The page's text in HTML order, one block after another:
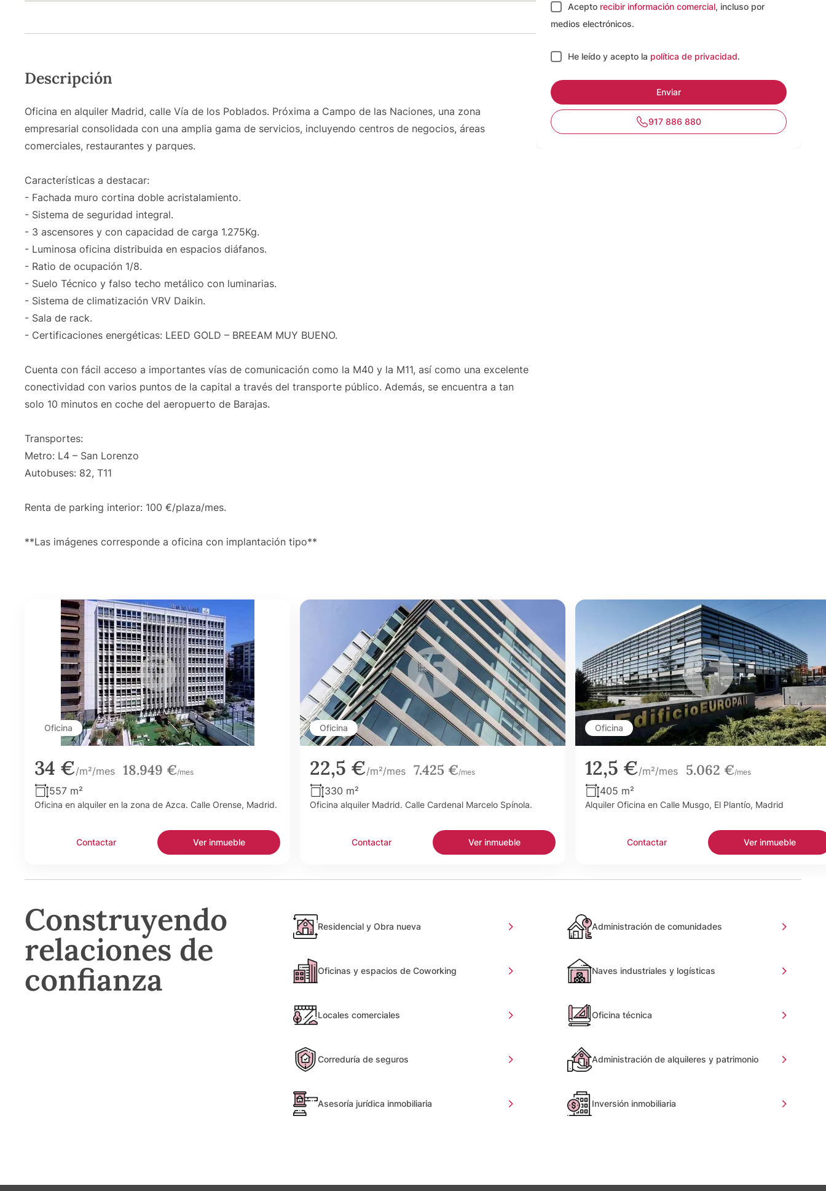
Descripción
Oficina en alquiler Madrid, calle Vía de los Poblados. Próxima a Campo de las Naciones, una zona
empresarial consolidada con una amplia gama de servicios, incluyendo centros de negocios, áreas
comerciales, restaurantes y parques.
Características a destacar:
- Fachada muro cortina doble acristalamiento.
- Sistema de seguridad integral.
- 3 ascensores y con capacidad de carga 1.275Kg.
- Luminosa oficina distribuida en espacios diáfanos.
- Ratio de ocupación 1/8.
- Suelo Técnico y falso techo metálico con luminarias.
- Sistema de climatización VRV Daikin.
- Sala de rack.
- Certificaciones energéticas: LEED GOLD – BREEAM MUY BUENO.
Cuenta con fácil acceso a importantes vías de comunicación como la M40 y la M11, así como una excelente
conectividad con varios puntos de la capital a través del transporte público. Además, se encuentra a tan
solo 10 minutos en coche del aeropuerto de Barajas.
Transportes:
Metro: L4 – San Lorenzo
Autobuses: 82, T11
Renta de parking interior: 100 €/plaza/mes.
**Las imágenes corresponde a oficina con implantación tipo**
Acepto recibir información comercial, incluso por
medios electrónicos.
He leído y acepto la política de privacidad.
917 886 880
Oficina
34 €/m²/mes 18.949 €/mes
557 m²
Oficina en alquiler en la zona de Azca. Calle Orense, Madrid.
Contactar Ver inmueble
Oficina
22,5 €/m²/mes 7.425 €/mes
330 m²
Oficina alquiler Madrid. Calle Cardenal Marcelo Spínola.
Contactar Ver inmueble
Oficina
12,5 €/m²/mes 5.062 €/mes
405 m²
Alquiler Oficina en Calle Musgo, El Plantío, Madrid
Contactar Ver inmueble
Construyendo
relaciones de
confianza
Residencial y Obra nueva Administración de comunidades
Oficinas y espacios de Coworking Naves industriales y logísticas
Locales comerciales Oficina técnica
Correduría de seguros Administración de alquileres y patrimonio
Asesoría jurídica inmobiliaria Inversión inmobiliaria